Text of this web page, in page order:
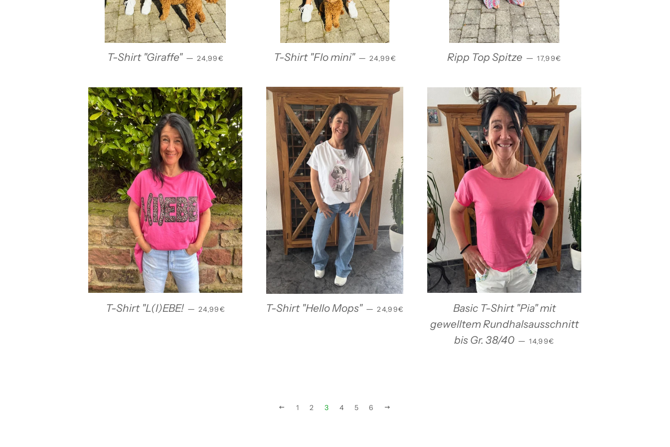
T-Shirt "Giraffe" — NORMALER PREIS
24,99€ T-Shirt "Flo mini" — NORMALER PREIS
24,99€ Ripp Top Spitze — NORMALER PREIS
17,99€
T-Shirt "L(I)EBE! — NORMALER PREIS
24,99€ T-Shirt "Hello Mops" — NORMALER PREIS
24,99€
Basic T-Shirt "Pia" mit
gewelltem Rundhalsausschnitt
bis Gr. 38/40 — NORMALER PREIS
14,99€
ZURÜCK
1 2 3 4 5 6